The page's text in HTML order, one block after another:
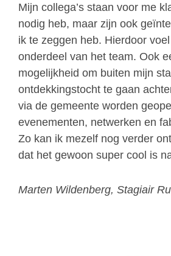
Mijn collega’s staan voor me
nodig heb, maar zijn ook
ik te zeggen heb. Hierdoor
onderdeel van het team. Ook
mogelijkheid om buiten mijn
ontdekkingstocht te gaan
via de gemeente worden
evenementen, netwerken en
Zo kan ik mezelf nog verder
dat het gewoon super cool is
Marten Wildenberg, Stagiair